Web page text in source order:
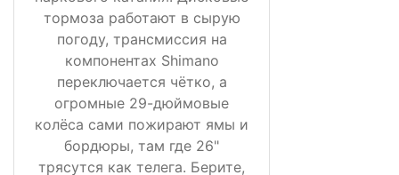
тормоза работают в сырую
погоду, трансмиссия на
компонентах Shimano
переключается чётко, а
огромные 29-дюймовые
колёса сами пожирают ямы и
бордюры, там где 26"
трясутся как телега. Берите,